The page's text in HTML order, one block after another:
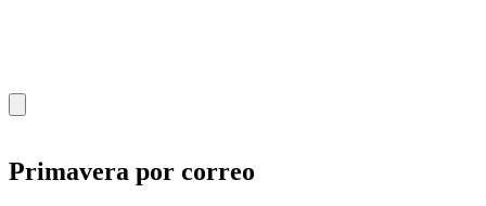
Primavera por correo